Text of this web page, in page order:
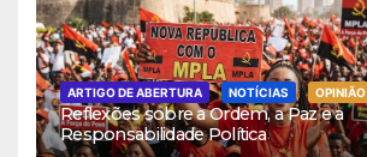
ARTIGO DE ABERTURA NOTÍCIAS OPINIÃO
Reflexões sobre a Ordem, a Paz e a
Responsabilidade Política